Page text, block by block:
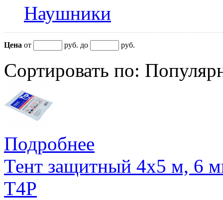
Наушники
Цена от руб. до руб.
Сортировать по:
Подробнее
Тент защитный 4х5 м, 6
T4P